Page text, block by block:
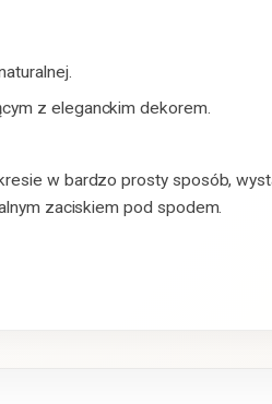
z eleganckim dekorem.
w bardzo prosty sposób,
zaciskiem pod spodem.